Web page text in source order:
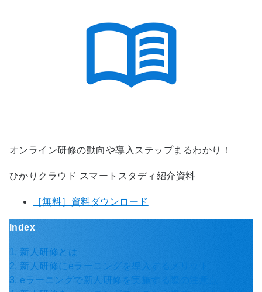
オンライン研修の動向や導入ステップまるわかり！
ひかりクラウド スマートスタディ紹介資料
［無料］資料ダウンロード
Index
1. 新人研修とは
2. 新人研修にeラーニングを導入するメリット
3. eラーニングで新人研修を実施する際の注意点